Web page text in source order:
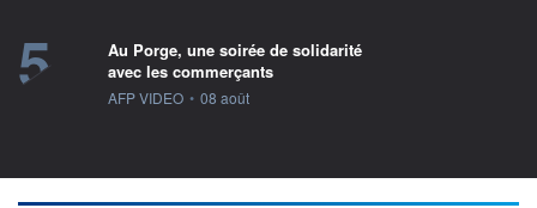
5
Au Porge, une soirée de solidarité
avec les commerçants
information fournie par
AFP VIDEO • 08 août